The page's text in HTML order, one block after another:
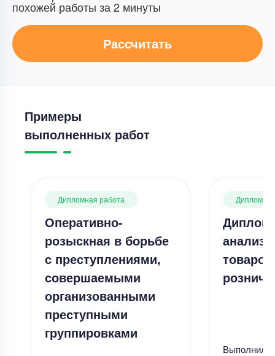
похожей работы за 2 минуты
Рассчитать
Примеры
выполненных работ
Дипломная работа
Оперативно-
розыскная в борьбе
с преступлениями,
совершаемыми
организованными
преступными
группировками
анализ
Выполнил